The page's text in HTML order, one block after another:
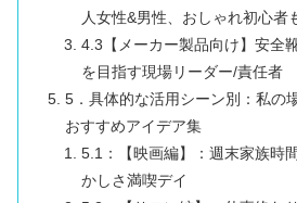
人女性&男性、おしゃれ初心者
4.3【メーカー製品向け】安全
を目指す現場リーダー/責任者
5．具体的な活用シーン別：私の
おすすめアイデア集
5.1：【映画編】：週末家族時
かしさ満喫デイ